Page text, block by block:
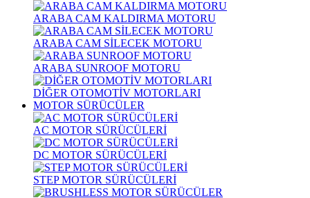
ARABA CAM KALDIRMA MOTORU
ARABA CAM SİLECEK MOTORU
ARABA SUNROOF MOTORU
DİĞER OTOMOTİV MOTORLARI
MOTOR SÜRÜCÜLER
AC MOTOR SÜRÜCÜLERİ
DC MOTOR SÜRÜCÜLERİ
STEP MOTOR SÜRÜCÜLERİ